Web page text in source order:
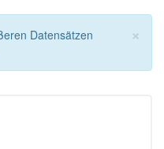
×
Datensätzen